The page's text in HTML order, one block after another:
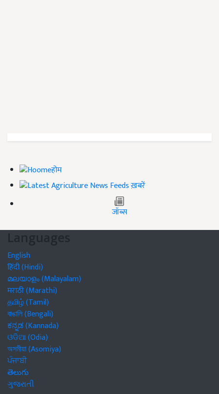
होम
ख़बरें
जॉब्स
Languages
English
हिंदी (Hindi)
മലയാളം (Malayalam)
मराठी (Marathi)
தமிழ் (Tamil)
বাঙালি (Bengali)
ಕನ್ನಡ (Kannada)
ଓଡିଆ (Odia)
অসমীয়া (Asomiya)
ਪੰਜਾਬੀ
తెలుగు
ગુજરાતી